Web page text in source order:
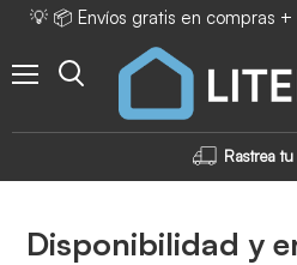
💡 📦 Envíos gratis en compras
Rastrea
Disponibilidad y